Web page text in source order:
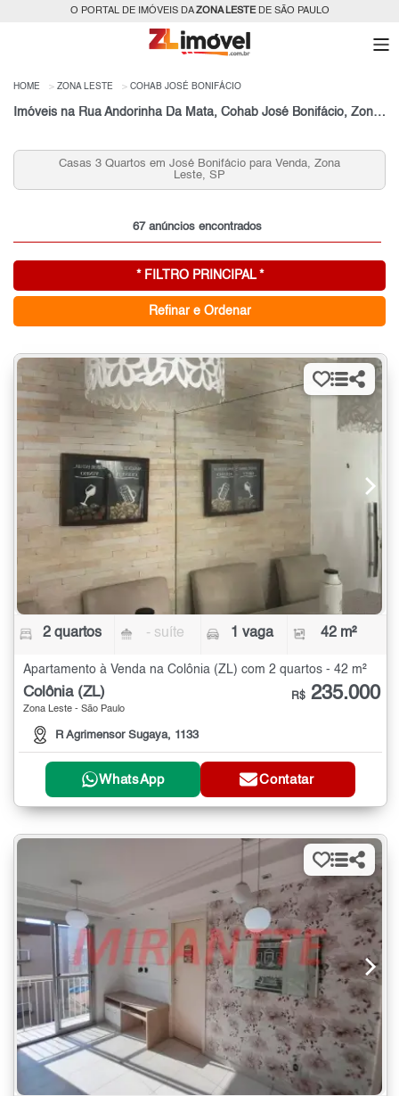
O PORTAL DE IMÓVEIS DAZONA LESTEDE SÃO PAULO
HOME ZONA LESTE COHAB JOSÉ BONIFÁCIO
Imóveis na Rua Andorinha Da Mata, Cohab José Bonifácio, Zona Leste, São Paulo, SP
Casas 3 Quartos em José Bonifácio para Venda, Zona
Leste, SP
67 anúncios encontrados
* FILTRO PRINCIPAL *
Refinar e Ordenar
2 quartos - suíte 1 vaga 42 m²
Apartamento à Venda na Colônia (ZL) com 2 quartos - 42 m²
Colônia (ZL)
Zona Leste - São Paulo
R Agrimensor Sugaya, 1133
R$ 235.000
WhatsApp Contatar